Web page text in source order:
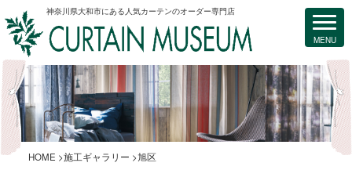
神奈川県大和市にある人気カーテンのオーダー専門店
HOME 施工ギャラリー 旭区